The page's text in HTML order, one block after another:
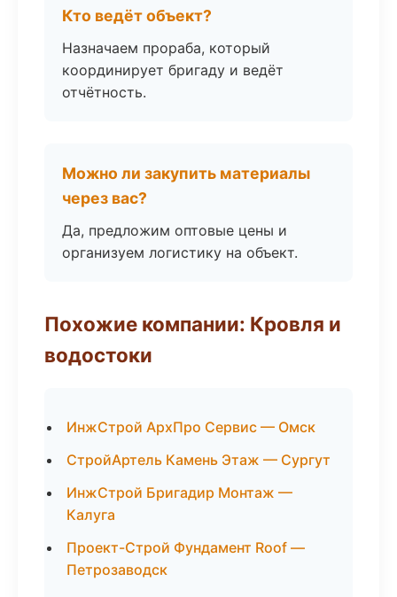
Кто ведёт объект?
Назначаем прораба, который
координирует бригаду и ведёт
отчётность.
Можно ли закупить материалы
через вас?
Да, предложим оптовые цены и
организуем логистику на объект.
Похожие компании: Кровля и
водостоки
ИнжСтрой АрхПро Сервис — Омск
СтройАртель Камень Этаж — Сургут
ИнжСтрой Бригадир Монтаж —
Калуга
Проект-Строй Фундамент Roof —
Петрозаводск